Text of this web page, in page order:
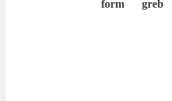
form
greb